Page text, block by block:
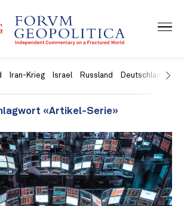
Iran-Krieg Israel Russland Deutschland
«Artikel-Serie»